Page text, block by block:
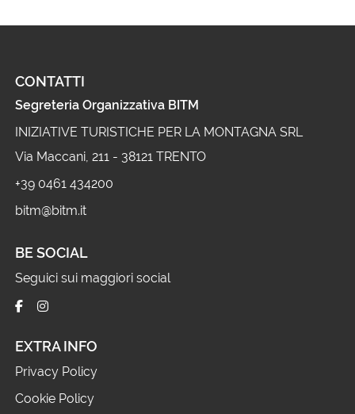
CONTATTI
Segreteria Organizzativa BITM
INIZIATIVE TURISTICHE PER LA MONTAGNA SRL
Via Maccani, 211 - 38121 TRENTO
+39 0461 434200
bitm@bitm.it
BE SOCIAL
Seguici sui maggiori social
EXTRA INFO
Privacy Policy
Cookie Policy